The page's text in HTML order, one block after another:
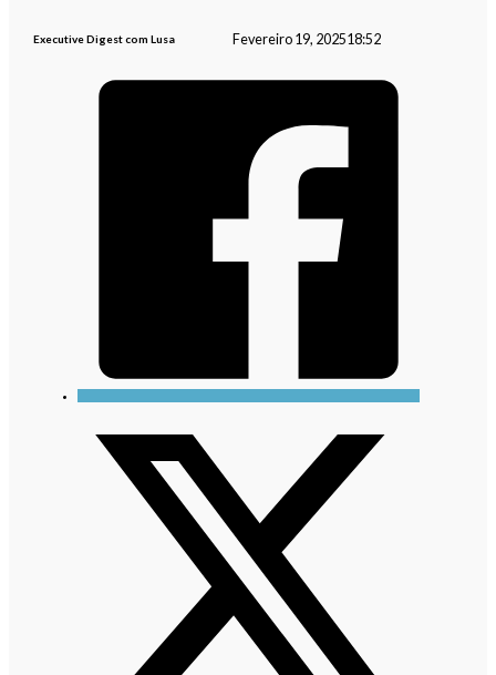
Executive Digest com Lusa Fevereiro 19, 202518:52